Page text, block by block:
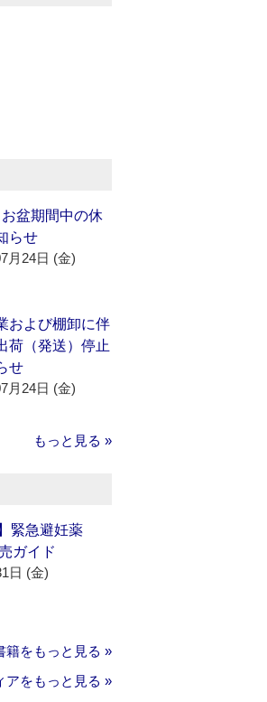
盆期間中の休
らせ
月24日 (金)
および棚卸に伴
荷（発送）停止
せ
月24日 (金)
もっと見る »
緊急避妊薬
ガイド
日 (金)
籍をもっと見る »
アをもっと見る »